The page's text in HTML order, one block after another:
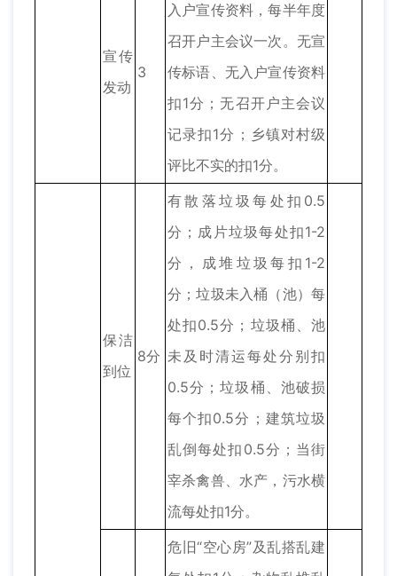
宣传
发动
3
入户宣传资料，每半年度
召开户主会议一次。无宣
传标语、无入户宣传资料
扣1分；无召开户主会议
记录扣1分；乡镇对村级
评比不实的扣1分。
保洁
到位
8分
有散落垃圾每处扣0.5
分；成片垃圾每处扣1-2
分，成堆垃圾每扣1-2
分；垃圾未入桶（池）每
处扣0.5分；垃圾桶、池
未及时清运每处分别扣
0.5分；垃圾桶、池破损
每个扣0.5分；建筑垃圾
乱倒每处扣0.5分；当街
宰杀禽兽、水产，污水横
流每处扣1分。
危旧“空心房”及乱搭乱建